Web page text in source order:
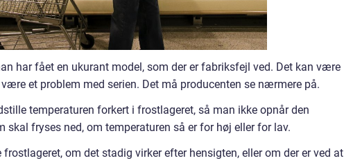
har fået en ukurant model, som der er fabriksfejl ved. Det kan være
et problem med serien. Det må producenten se nærmere på.
temperaturen forkert i frostlageret, så man ikke opnår den
skal fryses ned, om temperaturen så er for høj eller for lav.
om det stadig virker efter hensigten, eller om der er ved at